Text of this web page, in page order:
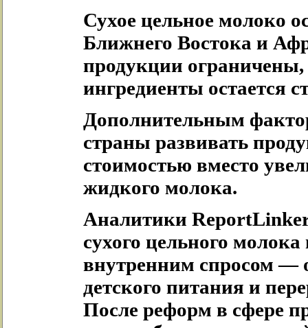
Сухое цельное молоко
Ближнего Востока и
продукции
ингредиенты остается
Дополнительным
страны развивать
стоимостью вместо
жидкого молока.
Аналитики ReportLinker
сухого цельного
внутренним спросом —
детского питания и
После реформ в сфере